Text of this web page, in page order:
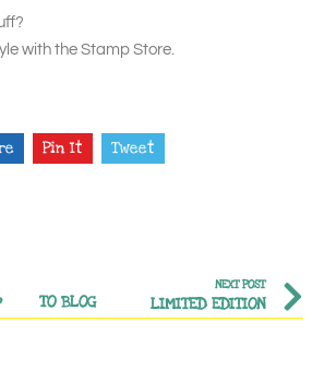
with the Stamp Store.
Pin It Tweet
NEXT POST
LIMITED EDITION
TO BLOG